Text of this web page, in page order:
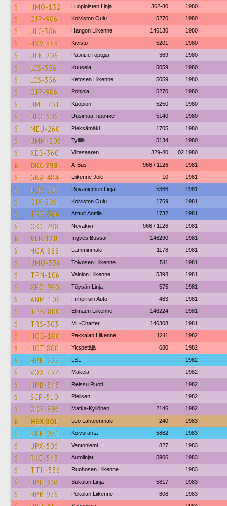
6 HMO-132 Luopioisten Linja 362-80 1980
6 OJP-906 Koiviston Oulu 5270 1980
6 ULC-386 Hangon Liikenne 146130 1980
6 HXV-858 Kivistö 5201 1980
6 ULN-206 Разные города 369 1980
6 LCS-356 Kuusela 5059 1980
6 LCS-356 Ketosen Liikenne 5059 1980
6 OJP-906 Pohjola 5270 1980
6 UMT-731 Kuopion 5250 1980
6 ULO-606 Uusimaa, прочие 5140 1980
6 MEU-260 Pieksämäki 1705 1980
6 UMM-206 Tyllilä 5134 1980
6 XEB-360 Viitasaaren 329-80 02.1980
6 OKC-298 A-Bus 966 / 1126 1981
6 GBA-484 Liikenne Joki 10 1981
6 UOA-717 Rovaniemen Linjat 5366 1981
6 OJX-206 Koiviston Oulu 1769 1981
6 TPB-306 Artturi Anttila 1732 1981
6 OKC-298 Nevakivi 966 / 1126 1981
6 VLK-170 Ingves Bussar 146290 1981
6 HOA-888 Lamminmäki 1178 1981
6 UMO-336 Toivosen Liikenne 511 1981
6 TPN-106 Vainion Liikenne 5398 1981
6 XEO-960 Töysän Linja 575 1981
6 ANM-106 Friherrsin Auto 483 1981
6 TPB-800 Elimäen Liikenne 146224 1981
6 TRS-303 ML-Charter 146308 1981
6 HOB-100 Pakkalan Liikenne 1211 1982
6 UOT-800 Ykspetäjä 680 1982
6 HPN-222 LSL 1982
6 VOX-732 Mäkela 1982
6 HPB-343 Reissu Ruoti 1982
6 SCP-510 Pielisen 1982
6 OKS-896 Matka-Kyllönen 2146 1982
6 MEX-801 Leo Lähteenmäki 240 1983
6 KKH-971 Koivuranta 5862 1983
6 UPX-506 Ventoniemi 827 1983
6 RKE-543 Autolinjat 5906 1983
6 TTH-536 Ruohosen Liikenne 1983
6 UPU-806 Sukulan Linja 5817 1983
6 HPR-976 Pekolan Liikenne 806 1983